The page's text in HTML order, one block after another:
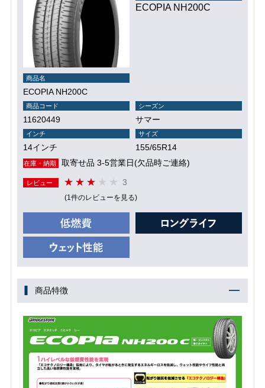
ECOPIA NH200C
商品名
ECOPIA NH200C
商品コード
11620449
シーズン
サマー
インチ
14インチ
サイズ
155/65R14
在庫・納期 取寄せ品 3-5営業日(欠品時ご連絡)
レビュー 3
(1件のレビューを見る)
商品特徴